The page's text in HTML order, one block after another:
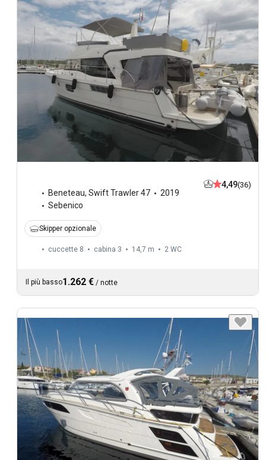
Beneteau, Swift Trawler 47
2019
Sebenico
4,49(36)
Skipper opzionale
cuccette 8 cabina 3 14,7 m 2 WC
Il più basso1.262 € / notte